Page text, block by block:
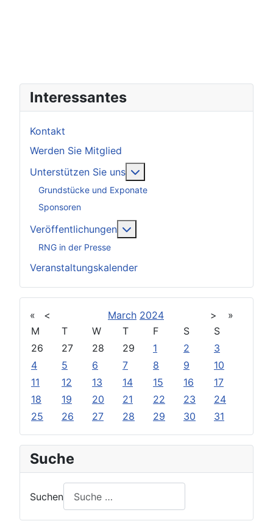
Interessantes
Kontakt
Werden Sie Mitglied
Unterstützen Sie uns
Grundstücke und Exponate
Sponsoren
Veröffentlichungen
RNG in der Presse
Veranstaltungskalender
« < March 2024 >
»
M
T W T F S
S
26
27 28 29 1 2
3
4
5 6 7 8 9
10
11
12 13 14 15 16
17
18
19 20 21 22 23
24
25
26 27 28 29 30 31
Suche
Suchen